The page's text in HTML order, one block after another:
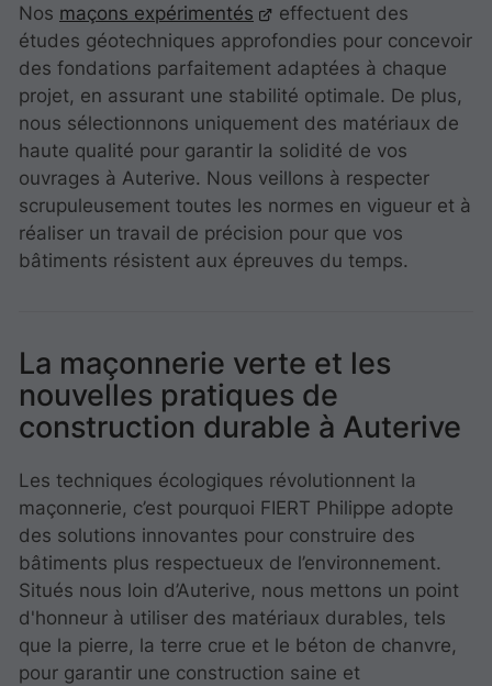
Nos maçons expérimentés
effectuent des
études géotechniques approfondies pour concevoir
des fondations parfaitement adaptées à chaque
projet, en assurant une stabilité optimale. De plus,
nous sélectionnons uniquement des matériaux de
haute qualité pour garantir la solidité de vos
ouvrages à Auterive. Nous veillons à respecter
scrupuleusement toutes les normes en vigueur et à
réaliser un travail de précision pour que vos
bâtiments résistent aux épreuves du temps.
La maçonnerie verte et les
nouvelles pratiques de
construction durable à Auterive
Les techniques écologiques révolutionnent la
maçonnerie, c’est pourquoi FIERT Philippe adopte
des solutions innovantes pour construire des
bâtiments plus respectueux de l’environnement.
Situés nous loin d’Auterive, nous mettons un point
d'honneur à utiliser des matériaux durables, tels
que la pierre, la terre crue et le béton de chanvre,
pour garantir une construction saine et